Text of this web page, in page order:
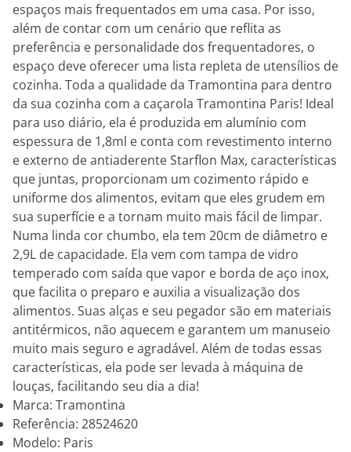
espaços mais frequentados em uma casa. Por isso,
além de contar com um cenário que reflita as
preferência e personalidade dos frequentadores, o
espaço deve oferecer uma lista repleta de utensílios de
cozinha. Toda a qualidade da Tramontina para dentro
da sua cozinha com a caçarola Tramontina Paris! Ideal
para uso diário, ela é produzida em alumínio com
espessura de 1,8ml e conta com revestimento interno
e externo de antiaderente Starflon Max, características
que juntas, proporcionam um cozimento rápido e
uniforme dos alimentos, evitam que eles grudem em
sua superfície e a tornam muito mais fácil de limpar.
Numa linda cor chumbo, ela tem 20cm de diâmetro e
2,9L de capacidade. Ela vem com tampa de vidro
temperado com saída que vapor e borda de aço inox,
que facilita o preparo e auxilia a visualização dos
alimentos. Suas alças e seu pegador são em materiais
antitérmicos, não aquecem e garantem um manuseio
muito mais seguro e agradável. Além de todas essas
características, ela pode ser levada à máquina de
louças, facilitando seu dia a dia!
Marca: Tramontina
Referência: 28524620
Modelo: Paris